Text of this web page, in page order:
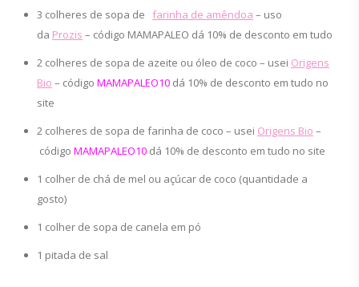
3 colheres de sopa de farinha de amêndoa – uso
da Prozis – código MAMAPALEO dá 10% de desconto em tudo
2 colheres de sopa de azeite ou óleo de coco – usei Origens
Bio – código MAMAPALEO10 dá 10% de desconto em tudo no
site
2 colheres de sopa de farinha de coco – usei Origens Bio –
código MAMAPALEO10 dá 10% de desconto em tudo no site
1 colher de chá de mel ou açúcar de coco (quantidade a
gosto)
1 colher de sopa de canela em pó
1 pitada de sal